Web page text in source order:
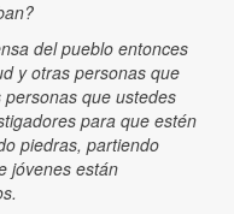
del pueblo entonces
y otras personas que
que ustedes
para que estén
piedras, partiendo
jóvenes están